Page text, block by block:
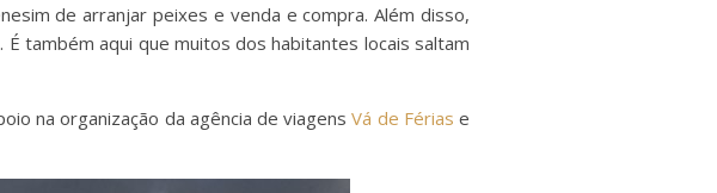
de arranjar peixes e venda e compra. Além disso,
também aqui que muitos dos habitantes locais saltam
na organização da agência de viagensVá de Férias e